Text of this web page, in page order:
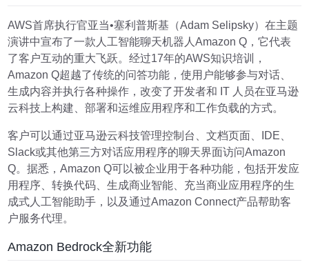
AWS首席执行官亚当•塞利普斯基（Adam Selipsky）在主题
演讲中宣布了一款人工智能聊天机器人Amazon Q，它代表
了客户互动的重大飞跃。经过17年的AWS知识培训，
Amazon Q超越了传统的问答功能，使用户能够参与对话、
生成内容并执行各种操作，改变了开发者和 IT 人员在亚马逊
云科技上构建、部署和运维应用程序和工作负载的方式。
客户可以通过亚马逊云科技管理控制台、文档页面、IDE、
Slack或其他第三方对话应用程序的聊天界面访问Amazon
Q。据悉，Amazon Q可以被企业用于各种功能，包括开发应
用程序、转换代码、生成商业智能、充当商业应用程序的生
成式人工智能助手，以及通过Amazon Connect产品帮助客
户服务代理。
Amazon Bedrock全新功能